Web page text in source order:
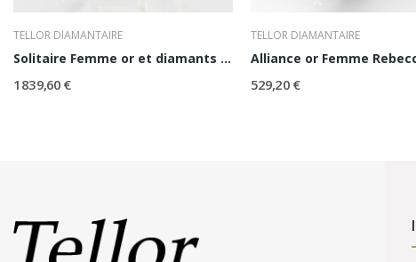
TELLOR DIAMANTAIRE
Solitaire Femme or et diamants Alexia 0,30 ct
1 839,60 €
TELLOR DIAMANTAIRE
Alliance or Femme
529,20 €